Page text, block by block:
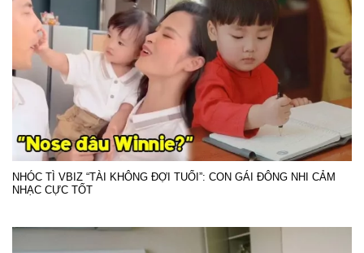
NHÓC TÌ VBIZ “TÀI KHÔNG ĐỢI TUỔI”: CON GÁI ĐÔNG NHI CẢM
NHẠC CỰC TỐT